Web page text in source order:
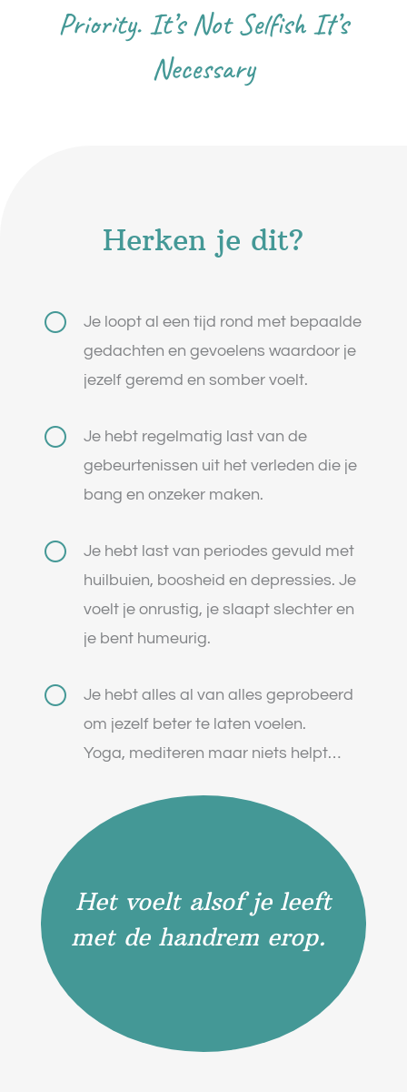
Priority. It’s Not Selfish It’s
Necessary
Herken je dit?
[
Je loopt al een tijd rond met bepaalde
gedachten en gevoelens waardoor je
jezelf geremd en somber voelt.
[
Je hebt regelmatig last van de
gebeurtenissen uit het verleden die je
bang en onzeker maken.
[
Je hebt last van periodes gevuld met
huilbuien, boosheid en depressies. Je
voelt je onrustig, je slaapt slechter en
je bent humeurig.
[
Je hebt alles al van alles geprobeerd
om jezelf beter te laten voelen.
Yoga, mediteren maar niets helpt…
Het voelt alsof je leeft
met de handrem erop.